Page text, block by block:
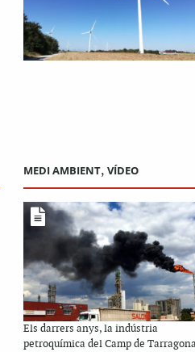
MEDI AMBIENT, VÍDEO
Els darrers anys, la indústria
petroquímica del Camp de